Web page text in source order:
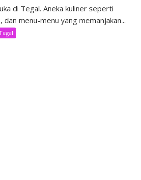
di Tegal. Aneka kuliner seperti
menu-menu yang memanjakan...